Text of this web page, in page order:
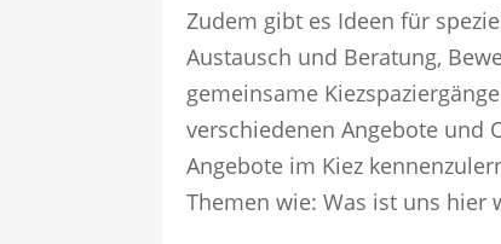
Zudem gibt es Ideen für
Austausch und Beratung,
gemeinsame
verschiedenen Angebote und
Angebote im Kiez
Themen wie: Was ist uns hier